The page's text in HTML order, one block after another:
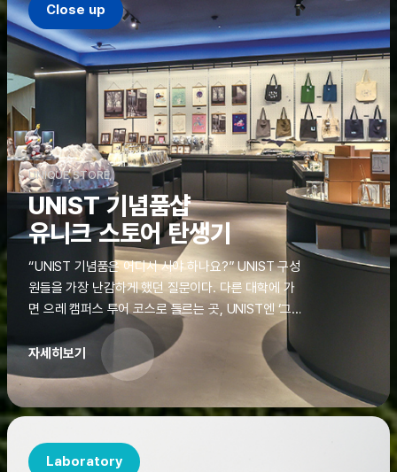
Close up
UNIQUE STORE
UNIST 기념품샵
유니크 스토어 탄생기
“UNIST 기념품은 어디서 사야 하나요?” UNIST 구성
원들을 가장 난감하게 했던 질문이다. 다른 대학에 가
면 으레 캠퍼스 투어 코스로 들르는 곳, UNIST엔 ‘그
것’이 없었다. 학교 탐방을 왔던 고등학생도, 자녀를 방
문하러 온 학부모도 빈손으로 돌려보내야 했던 아쉬움
을 달래줄 공간이 ‘유니크 스토어(UNIQUE
STORE)’라는 이름으로 지난해 11월 문을 열었다.
자세히보기
Laboratory